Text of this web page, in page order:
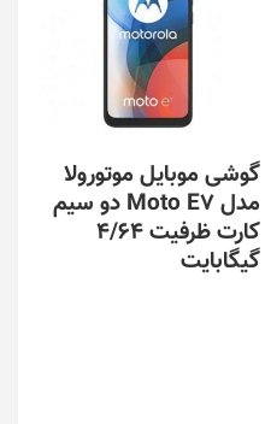
گوشی موبایل موتورولا
مدل Moto E7 دو سیم
کارت ظرفیت 4/64
گیگابایت